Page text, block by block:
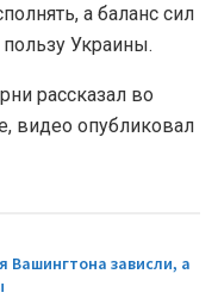
а баланс сил
Украины.
рассказал во
видео опубликовал
зависли, а